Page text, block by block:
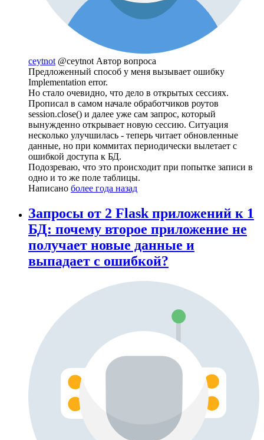
ceytnot @ceytnot Автор вопроса
Предложенный способ у меня вызывает ошибку
Implementation error.
Но стало очевидно, что дело в открытых сессиях.
Прописал в самом начале обработчиков роутов
session.close() и далее уже сам запрос, который
вынужденно открывает новую сессию. Ситуация
несколько улучшилась - теперь читает обновленные
данные, но при коммитах периодически вылетает с
ошибкой доступа к БД.
Подозреваю, что это происходит при попытке записи в
одно и то же поле таблицы.
Написано более года назад
Запросы от 2 Flask приложений к 1
БД: почему второе приложение не
получает новые данные и
выпадает с ошибкой?